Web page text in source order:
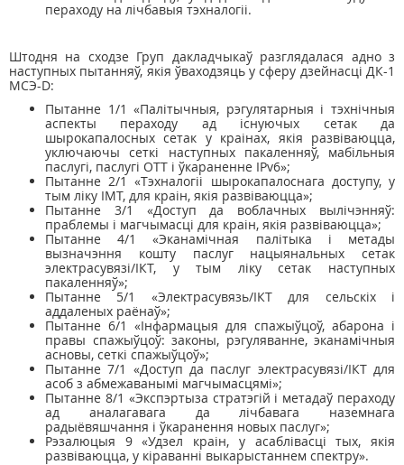
пераходу на лічбавыя тэхналогіі.
Штодня на сходзе Груп дакладчыкаў разглядалася адно з
наступных пытанняў, якія ўваходзяць у сферу дзейнасці ДК-1
МСЭ-D:
Пытанне 1/1 «Палітычныя, рэгулятарныя і тэхнічныя
аспекты пераходу ад існуючых сетак да
шырокапалосных сетак у краінах, якія развіваюцца,
уключаючы сеткі наступных пакаленняў, мабільныя
паслугі, паслугі OTT і ўкараненне IPv6»;
Пытанне 2/1 «Тэхналогіі шырокапалоснага доступу, у
тым ліку IMT, для краін, якія развіваюцца»;
Пытанне 3/1 «Доступ да воблачных вылічэнняў:
праблемы і магчымасці для краін, якія развіваюцца»;
Пытанне 4/1 «Эканамічная палітыка і метады
вызначэння кошту паслуг нацыянальных сетак
электрасувязі/ІКТ, у тым ліку сетак наступных
пакаленняў»;
Пытанне 5/1 «Электрасувязь/ІКТ для сельскіх і
аддаленых раёнаў»;
Пытанне 6/1 «Інфармацыя для спажыўцоў, абарона і
правы спажыўцоў: законы, рэгуляванне, эканамічныя
асновы, сеткі спажыўцоў»;
Пытанне 7/1 «Доступ да паслуг электрасувязі/ІКТ для
асоб з абмежаванымі магчымасцямі»;
Пытанне 8/1 «Экспэртыза стратэгій і метадаў пераходу
ад аналагавага да лічбавага наземнага
радыёвяшчання і ўкаранення новых паслуг»;
Рэзалюцыя 9 «Удзел краін, у асаблівасці тых, якія
развіваюцца, у кіраванні выкарыстаннем спектру».